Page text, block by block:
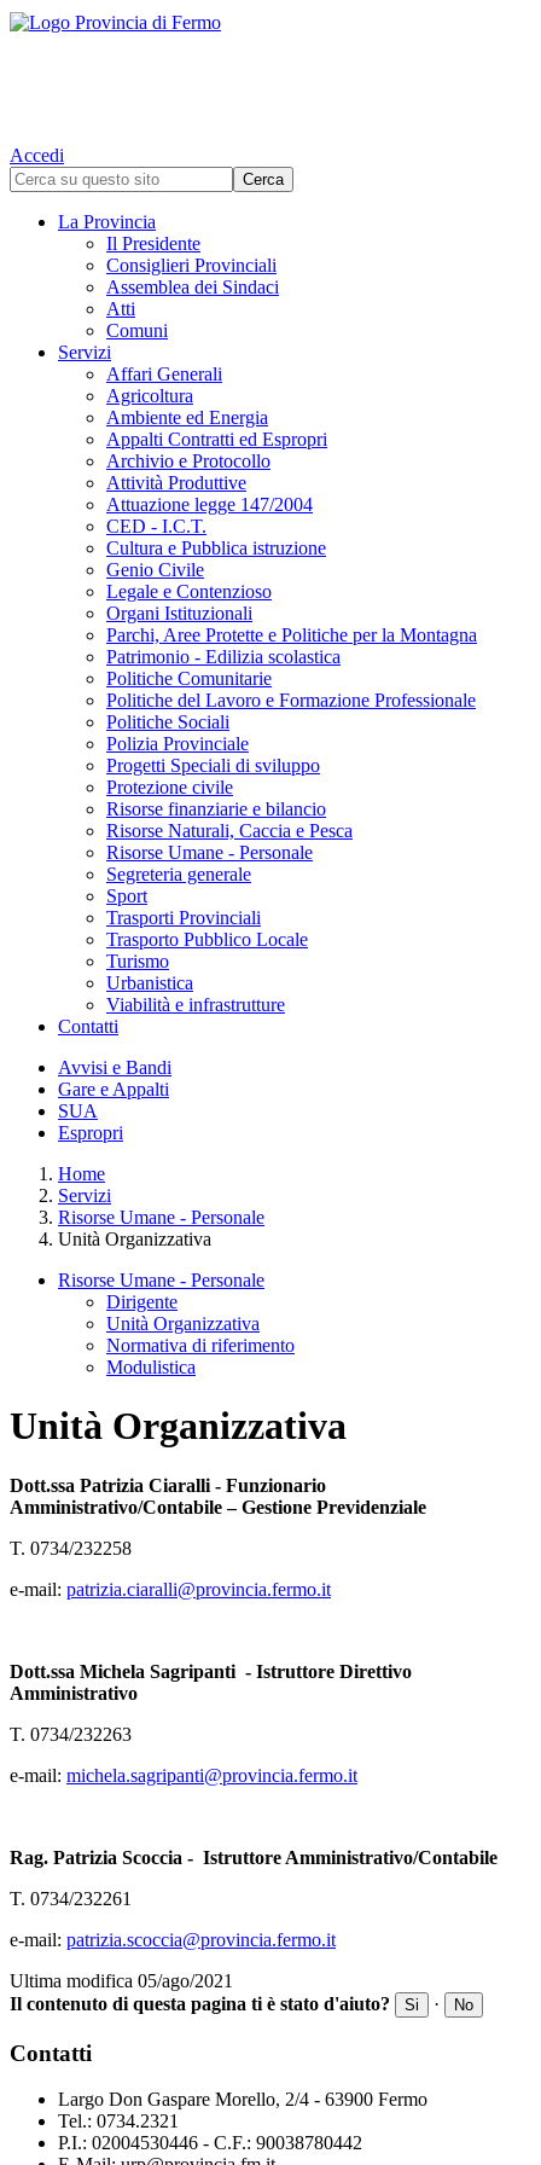
Accedi
La Provincia
Il Presidente
Consiglieri Provinciali
Assemblea dei Sindaci
Atti
Comuni
Servizi
Affari Generali
Agricoltura
Ambiente ed Energia
Appalti Contratti ed Espropri
Archivio e Protocollo
Attività Produttive
Attuazione legge 147/2004
CED - I.C.T.
Cultura e Pubblica istruzione
Genio Civile
Legale e Contenzioso
Organi Istituzionali
Parchi, Aree Protette e Politiche per la Montagna
Patrimonio - Edilizia scolastica
Politiche Comunitarie
Politiche del Lavoro e Formazione Professionale
Politiche Sociali
Polizia Provinciale
Progetti Speciali di sviluppo
Protezione civile
Risorse finanziarie e bilancio
Risorse Naturali, Caccia e Pesca
Risorse Umane - Personale
Segreteria generale
Sport
Trasporti Provinciali
Trasporto Pubblico Locale
Turismo
Urbanistica
Viabilità e infrastrutture
Contatti
Avvisi e Bandi
Gare e Appalti
SUA
Espropri
Home
Servizi
Risorse Umane - Personale
Unità Organizzativa
Risorse Umane - Personale
Dirigente
Unità Organizzativa
Normativa di riferimento
Modulistica
Unità Organizzativa
Dott.ssa Patrizia Ciaralli - Funzionario
Amministrativo/Contabile – Gestione Previdenziale
T. 0734/232258
e-mail: patrizia.ciaralli@provincia.fermo.it
Dott.ssa Michela Sagripanti - Istruttore Direttivo
Amministrativo
T. 0734/232263
e-mail: michela.sagripanti@provincia.fermo.it
Rag. Patrizia Scoccia - Istruttore Amministrativo/Contabile
T. 0734/232261
e-mail: patrizia.scoccia@provincia.fermo.it
Ultima modifica 05/ago/2021
Il contenuto di questa pagina ti è stato d'aiuto?
Si · No
Contatti
Largo Don Gaspare Morello, 2/4 - 63900 Fermo
Tel.: 0734.2321
P.I.: 02004530446 - C.F.: 90038780442